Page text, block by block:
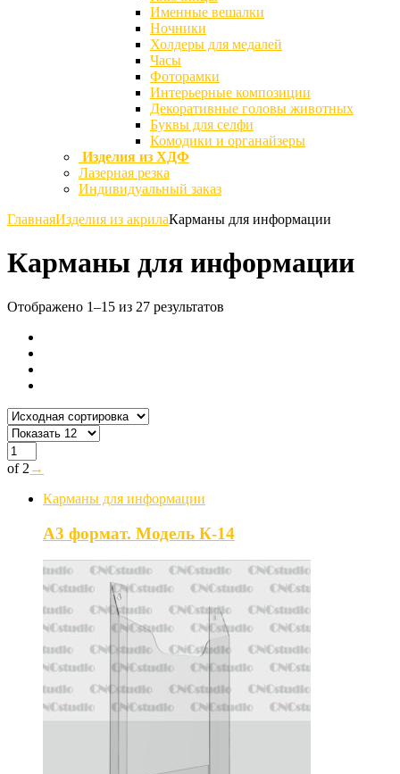
Именные вешалки
Ночники
Холдеры для медалей
Часы
Фоторамки
Интерьерные композиции
Декоративные головы животных
Буквы для селфи
Комодики и органайзеры
Изделия из ХДФ
Лазерная резка
Индивидуальный заказ
ГлавнаяИзделия из акрилаКарманы для информации
Карманы для информации
Отображено 1–15 из 27 результатов
of 2 →
Карманы для информации
А3 формат. Модель К-14